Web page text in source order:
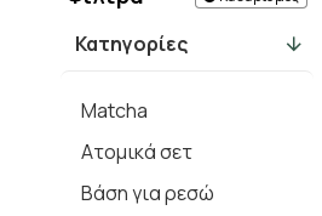
Κατηγορίες
Matcha
Ατομικά σετ
Βάση για ρεσώ